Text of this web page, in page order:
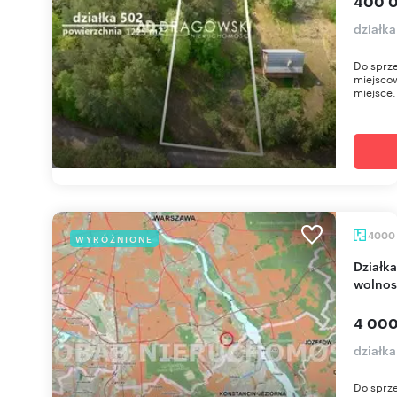
Do
WYRÓŻNIONE 4000
Działka 4000 m² z warunkami pod 4 domy
4
Do